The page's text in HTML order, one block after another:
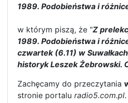
1989. Podobieństwa i
w którym piszą, że "Z
1989. Podobieństwa i
czwartek (6.11) w
historyk Leszek Żebrowski.
Zachęcamy do przeczytania
stronie portalu radio5.com.pl.